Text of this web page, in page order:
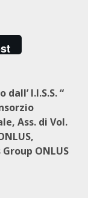
I.I.S.S. “
Ass. di Vol.
ONLUS